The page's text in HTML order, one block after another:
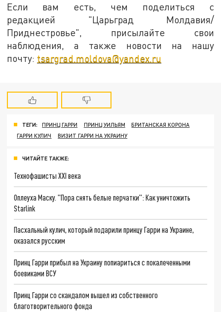
Если вам есть, чем поделиться с
редакцией "Царьград Молдавия/
Приднестровье", присылайте свои
наблюдения, а также новости на нашу
почту: tsargrad.moldova@yandex.ru
ТЕГИ: ПРИНЦ ГАРРИ ПРИНЦ УИЛЬЯМ
БРИТАНСКАЯ КОРОНА
ГАРРИ КУЛИЧ
ВИЗИТ ГАРРИ НА УКРАИНУ
ЧИТАЙТЕ ТАКЖЕ:
Технофашисты XXI века
Оплеуха Маску. "Пора снять белые перчатки": Как уничтожить
Starlink
Пасхальный кулич, который подарили принцу Гарри на Украине,
оказался русским
Принц Гарри прибыл на Украину попиариться с покалеченными
боевиками ВСУ
Принц Гарри со скандалом вышел из собственного
благотворительного фонда